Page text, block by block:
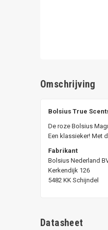
Omschrijving
Bolsius True
De roze Bolsius
Een klassieker! Met
Fabrikant
Bolsius Nederland
Kerkendijk 126
5482 KK Schijndel
Datasheet